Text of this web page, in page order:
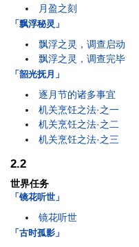
月盈之刻
「飘浮秘灵」
飘浮之灵，调查启动
飘浮之灵，调查完毕
「韶光抚月」
逐月节的诸多事宜
机关烹饪之法·之一
机关烹饪之法·之二
机关烹饪之法·之三
2.2
世界任务
「镜花听世」
镜花听世
「古时孤影」